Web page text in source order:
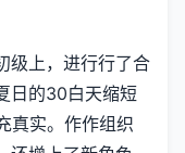
级上，进行行了合
日的30白天缩短
真实。作作组织